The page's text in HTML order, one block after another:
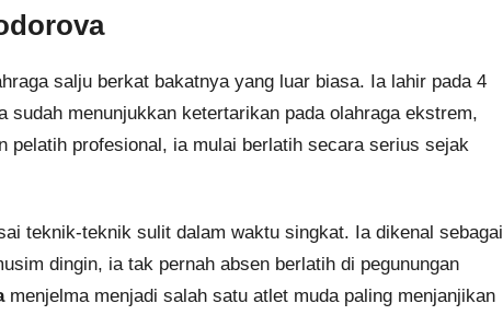
salju berkat bakatnya yang luar biasa. Ia lahir pada 4
menunjukkan ketertarikan pada olahraga ekstrem,
pelatih profesional, ia mulai berlatih secara serius sejak
teknik-teknik sulit dalam waktu singkat. Ia dikenal sebagai
dingin, ia tak pernah absen berlatih di pegunungan
menjelma menjadi salah satu atlet muda paling menjanjikan